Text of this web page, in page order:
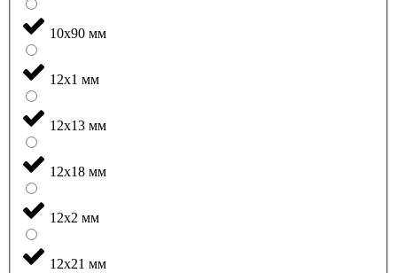
10x90 мм
12x1 мм
12x13 мм
12x18 мм
12x2 мм
12x21 мм